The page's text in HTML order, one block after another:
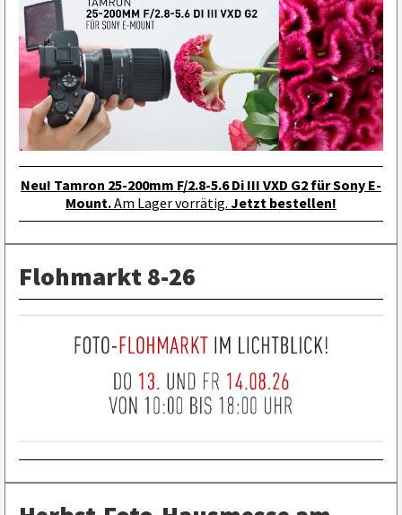
Neu! Tamron 25-200mm F/2.8-5.6 Di III VXD G2 für Sony E-
Mount.Am Lager vorrätig. Jetzt bestellen!
Flohmarkt 8-26